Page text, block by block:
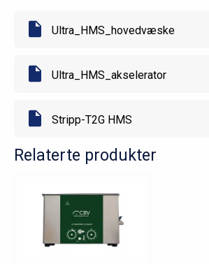
Ultra_HMS_hovedvæske
Ultra_HMS_akselerator
Stripp-T2G HMS
Relaterte produkter